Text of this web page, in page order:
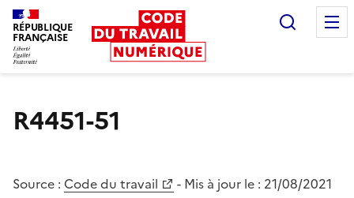
RÉPUBLIQUE
FRANÇAISE
R4451-51
Source : Code du travail - Mis à jour le : 21/08/2021